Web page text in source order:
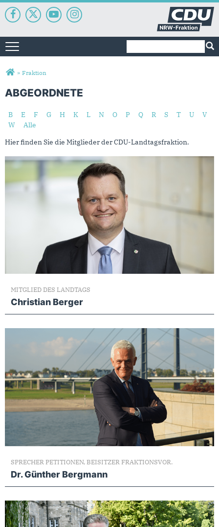
Toggle navigation
Sie sind hier
» Fraktion
ABGEORDNETE
B E F G H K L N O P Q R S T U
V
W
Alle
Hier finden Sie die Mitglieder der CDU-Landtagsfraktion.
MITGLIED DES LANDTAGS
Christian Berger
SPRECHER PETITIONEN, BEISITZER FRAKTIONSVOR.
Dr. Günther Bergmann